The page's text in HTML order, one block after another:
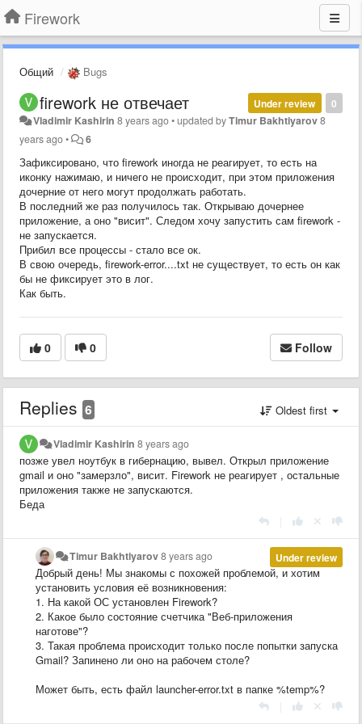
Firework
Общий Bugs
0
Under review
firework не отвечает
Vladimir Kashirin 8 years ago•updated byTimur Bakhtiyarov8
years ago• 6
Зафиксировано, что firework иногда не реагирует, то есть на
иконку нажимаю, и ничего не происходит, при этом приложения
дочерние от него могут продолжать работать.
В последний же раз получилось так. Открываю дочернее
приложение, а оно "висит". Следом хочу запустить сам firework -
не запускается.
Прибил все процессы - стало все ок.
В свою очередь, firework-error....txt не существует, то есть он как
бы не фиксирует это в лог.
Как быть.
0 0 Follow
Replies 6 Oldest first
Vladimir Kashirin 8 years ago
позже увел ноутбук в гибернацию, вывел. Открыл приложение
gmail и оно "замерзло", висит. Firework не реагирует , остальные
приложения также не запускаются.
Беда
Under review
Timur Bakhtiyarov8 years ago
Добрый день! Мы знакомы с похожей проблемой, и хотим
установить условия её возникновения:
1. На какой ОС установлен Firework?
2. Какое было состояние счетчика "Веб-приложения
наготове"?
3. Такая проблема происходит только после попытки запуска
Gmail? Запинено ли оно на рабочем столе?
Может быть, есть файл launcher-error.txt в папке %temp%?